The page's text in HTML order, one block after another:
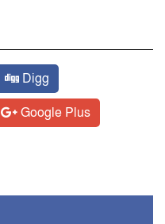
Digg
Google Plus